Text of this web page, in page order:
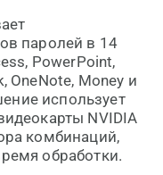
паролей в 14
PowerPoint,
OneNote, Money и
использует
NVIDIA
комбинаций,
обработки.